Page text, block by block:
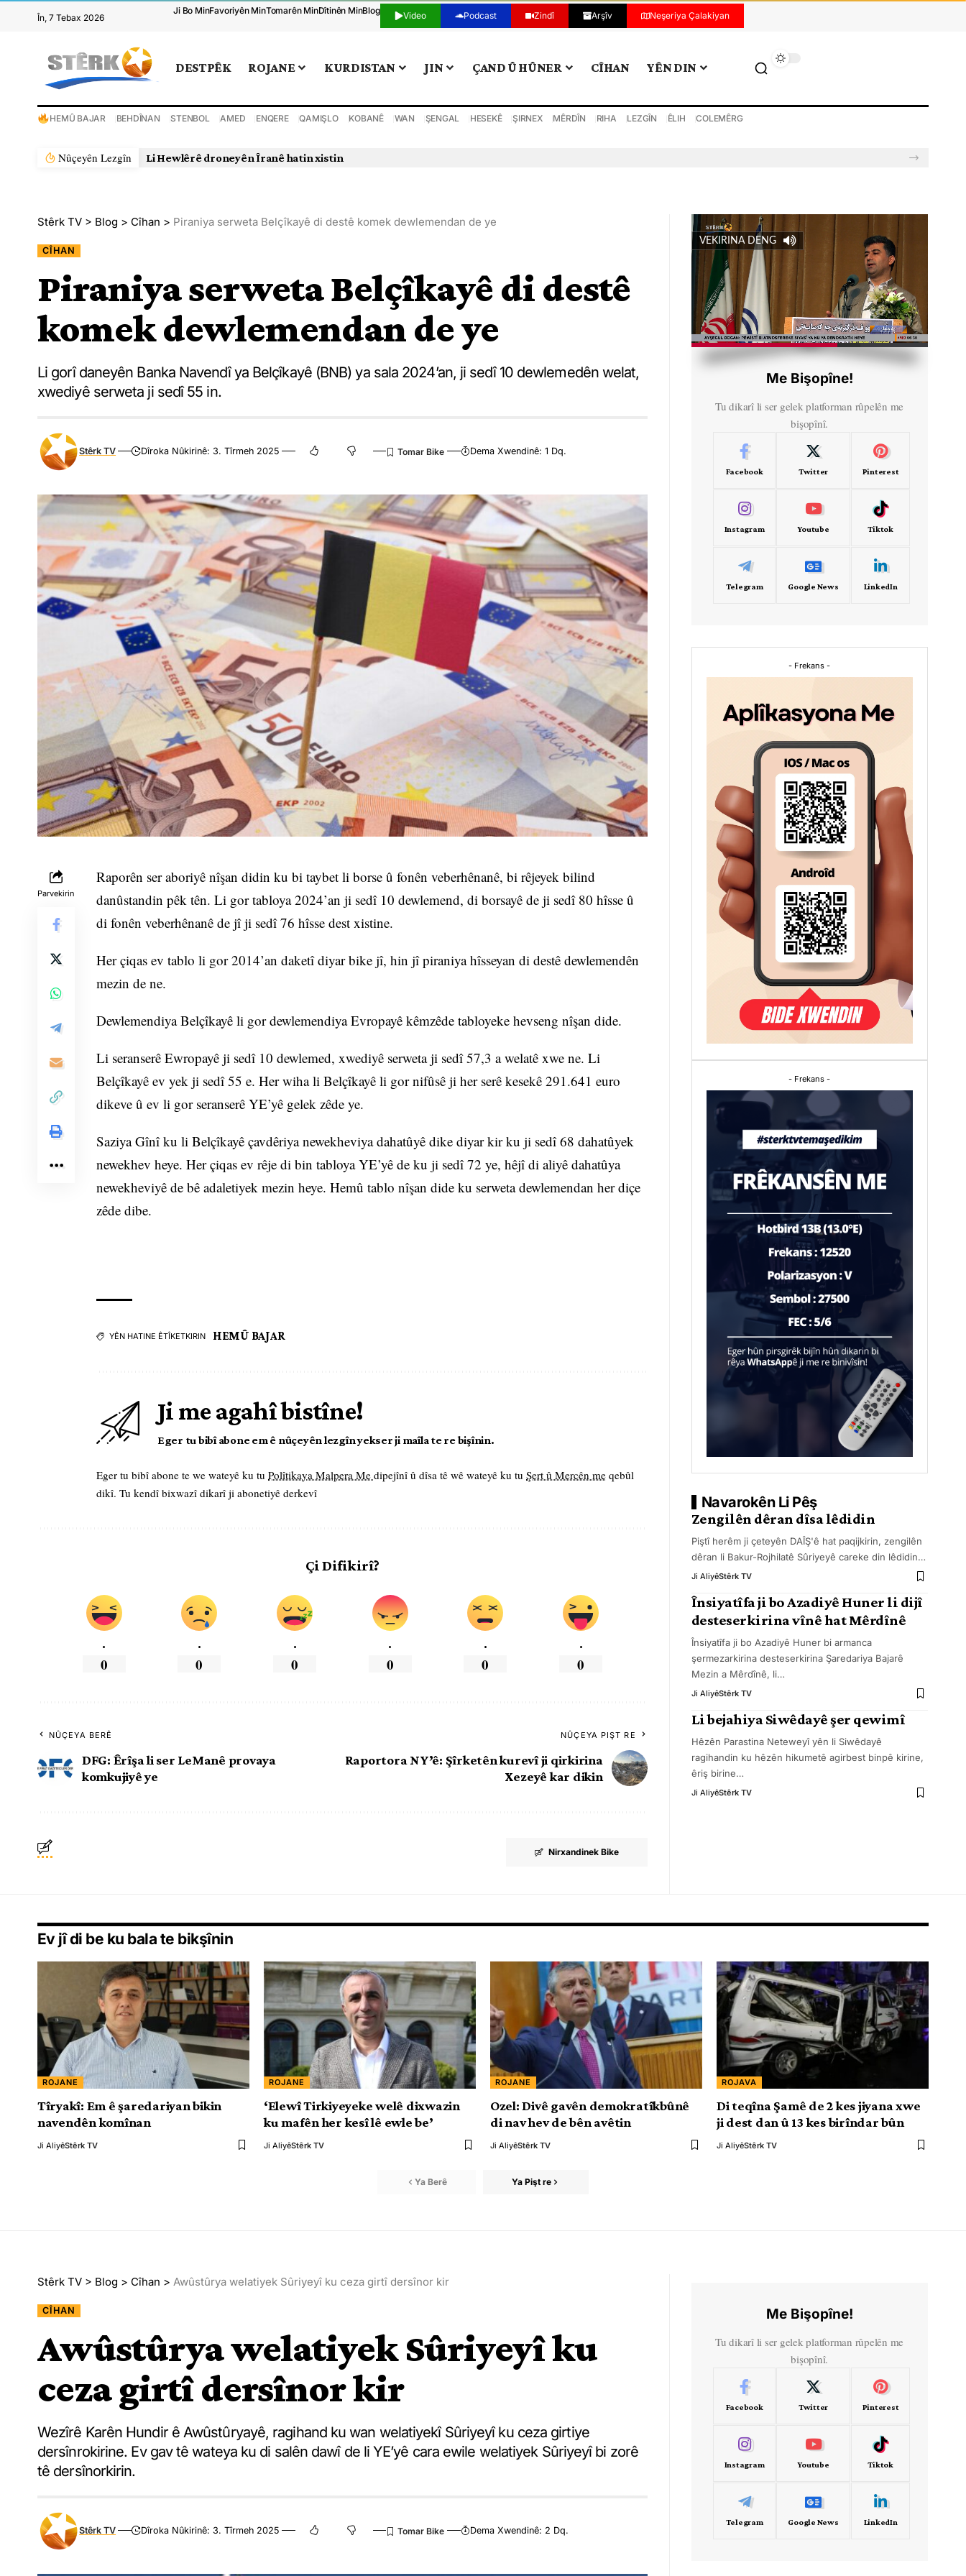
În, 7 Tebax 2026
Ji Bo MinFavoriyên MinTomarên MinDîtinên MinBlog Video Podcast Zindî Arşîv Neşeriya Çalakiyan
DESTPÊK ROJANE KURDISTAN JIN ÇAND Û HÛNER CÎHAN YÊN DIN
HEMÛ BAJAR BEHDÎNAN STENBOL AMED ENQERE QAMIŞLO KOBANÊ WAN ŞENGAL HESEKÊ ŞIRNEX MÊRDÎN RIHA LEZGÎN ÊLIH COLEMÊRG
Nûçeyên Lezgîn Li Hewlêrê droneyên Îranê hatin xistin
Stêrk TV > Blog > Cîhan > Piraniya serweta Belçîkayê di destê komek dewlemendan de ye
CÎHAN
Piraniya serweta Belçîkayê di destê
komek dewlemendan de ye
Li gorî daneyên Banka Navendî ya Belçîkayê (BNB) ya sala 2024’an, ji sedî 10 dewlemedên welat,
xwediyê serweta ji sedî 55 in.
Stêrk TV Dîroka Nûkirinê: 3. Tîrmeh 2025 Dema Xwendinê: 1 Dq.
Parvekirin
Raporên ser aboriyê nîşan didin ku bi taybet li borse û fonên veberhênanê, bi rêjeyek bilind
danûstandin pêk tên. Li gor tabloya 2024’an ji sedî 10 dewlemend, di borsayê de ji sedî 80 hîsse û
di fonên veberhênanê de jî ji sedî 76 hîsse dest xistine.
Her çiqas ev tablo li gor 2014’an daketî diyar bike jî, hin jî piraniya hîsseyan di destê dewlemendên
mezin de ne.
Dewlemendiya Belçîkayê li gor dewlemendiya Evropayê kêmzêde tabloyeke hevseng nîşan dide.
Li seranserê Ewropayê ji sedî 10 dewlemed, xwediyê serweta ji sedî 57,3 a welatê xwe ne. Li
Belçîkayê ev yek ji sedî 55 e. Her wiha li Belçîkayê li gor nifûsê ji her serê kesekê 291.641 euro
dikeve û ev li gor seranserê YE’yê gelek zêde ye.
Saziya Gînî ku li Belçîkayê çavdêriya newekheviya dahatûyê dike diyar kir ku ji sedî 68 dahatûyek
newekhev heye. Her çiqas ev rêje di bin tabloya YE’yê de ku ji sedî 72 ye, hêjî di aliyê dahatûya
newekheviyê de bê adaletiyek mezin heye. Hemû tablo nîşan dide ku serweta dewlemendan her diçe
zêde dibe.
YÊN HATINE ÊTÎKETKIRIN HEMÛ BAJAR
Ji me agahî bistîne!
Eger tu bibî abone em ê nûçeyên lezgîn yekser ji maîla te re bişînin.
Eger tu bibî abone te we wateyê ku tu Polîtikaya Malpera Me dipejînî û dîsa tê wê wateyê ku tu Şert û Mercên me qebûl
dikî. Tu kendî bixwazî dikarî ji abonetiyê derkevî
Çi Difikirî?
.
0
.
0
.
0
.
0
.
0
.
0
NÛÇEYA BERÊ
DFG: Êrîşa li ser LeManê provaya
komkujiyê ye
NÛÇEYA PIŞT RE
Raportora NY’ê: Şîrketên kurevî ji qirkirina
Xezeyê kar dikin
Nirxandinek Bike
VEKIRINA DENG
Me Bişopîne!
Tu dikarî li ser gelek platforman rûpelên me
bişopînî.
Facebook Twitter Pinterest
Instagram Youtube Tiktok
Telegram Google News LinkedIn
- Frekans -
- Frekans -
Navarokên Li Pêş
Zengilên dêran dîsa lêdidin
Piştî herêm ji çeteyên DAÎŞ'ê hat paqijkirin, zengilên
dêran li Bakur-Rojhilatê Sûriyeyê careke din lêdidin…
Ji AliyêStêrk TV
Însiyatîfa ji bo Azadiyê Huner li dijî
desteserkirina vînê hat Mêrdînê
Însiyatîfa ji bo Azadiyê Huner bi armanca
şermezarkirina desteserkirina Şaredariya Bajarê
Mezin a Mêrdînê, li…
Ji AliyêStêrk TV
Li bejahiya Siwêdayê şer qewimî
Hêzên Parastina Neteweyî yên li Siwêdayê
ragihandin ku hêzên hikumetê agirbest binpê kirine,
êriş birine…
Ji AliyêStêrk TV
Ev jî di be ku bala te bikşînin
ROJANE
Tîryakî: Em ê şaredariyan bikin
navendên komînan
Ji AliyêStêrk TV
ROJANE
‘Elewî Tirkiyeyeke welê dixwazin
ku mafên her kesî lê ewle be’
Ji AliyêStêrk TV
ROJANE
Ozel: Divê gavên demokratîkbûnê
di nav hev de bên avêtin
Ji AliyêStêrk TV
ROJAVA
Di teqîna Şamê de 2 kes jiyana xwe
ji dest dan û 13 kes birîndar bûn
Ji AliyêStêrk TV
Ya Berê Ya Pişt re
Stêrk TV > Blog > Cîhan > Awûstûrya welatiyek Sûriyeyî ku ceza girtî dersînor kir
CÎHAN
Awûstûrya welatiyek Sûriyeyî ku
ceza girtî dersînor kir
Wezîrê Karên Hundir ê Awûstûryayê, ragihand ku wan welatiyekî Sûriyeyî ku ceza girtiye
dersînrokirine. Ev gav tê wateya ku di salên dawî de li YE’yê cara ewile welatiyek Sûriyeyî bi zorê
tê dersînorkirin.
Stêrk TV Dîroka Nûkirinê: 3. Tîrmeh 2025 Dema Xwendinê: 2 Dq.
Me Bişopîne!
Tu dikarî li ser gelek platforman rûpelên me
bişopînî.
Facebook Twitter Pinterest
Instagram Youtube Tiktok
Telegram Google News LinkedIn